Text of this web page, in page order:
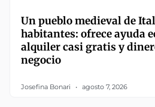
Un pueblo medieval de
habitantes: ofrece ayuda
alquiler casi gratis y
negocio
Josefina Bonari agosto 7, 2026